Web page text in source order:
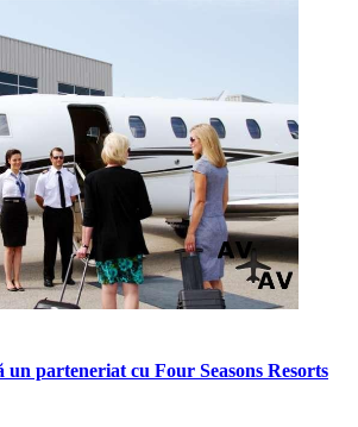
parteneriat cu Four Seasons Resorts